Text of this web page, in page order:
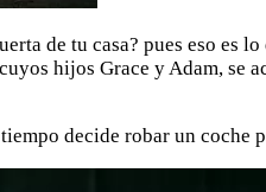
de tu casa? pues eso es
hijos Grace y Adam, se
decide robar un